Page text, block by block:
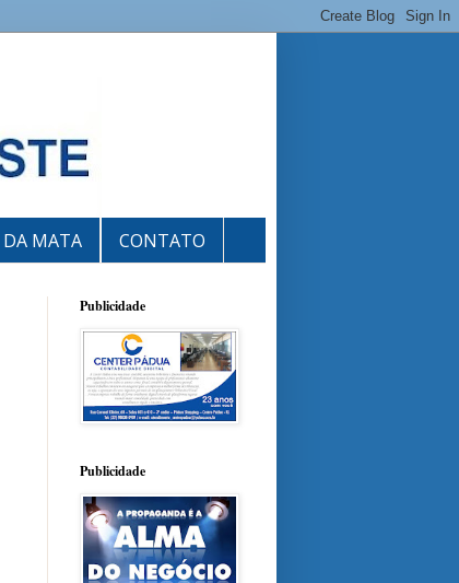
MATA CONTATO
Publicidade
Publicidade